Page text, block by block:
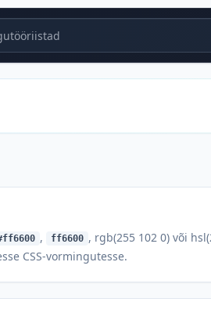
, ff6600 , rgb(255 102 0) või
CSS-vormingutesse.